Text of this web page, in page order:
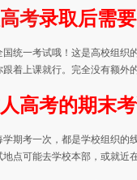
考录取后需
统一考试哦！这是高校组
着上课就行。完全没有额外
高考的期末
期考一次，都是学校组织
点可能去学校本部，或就近